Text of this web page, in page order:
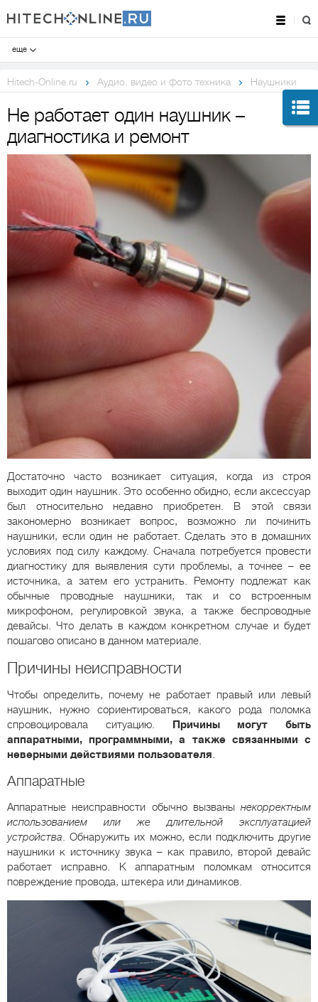
еще
Hitech-Online.ru Аудио, видео и фото техника Наушники
Не работает один наушник –
диагностика и ремонт
Достаточно часто возникает ситуация, когда из строя
выходит один наушник. Это особенно обидно, если аксессуар
был относительно недавно приобретен. В этой связи
закономерно возникает вопрос, возможно ли починить
наушники, если один не работает. Сделать это в домашних
условиях под силу каждому. Сначала потребуется провести
диагностику для выявления сути проблемы, а точнее – ее
источника, а затем его устранить. Ремонту подлежат как
обычные проводные наушники, так и со встроенным
микрофоном, регулировкой звука, а также беспроводные
девайсы. Что делать в каждом конкретном случае и будет
пошагово описано в данном материале.
Причины неисправности
Чтобы определить, почему не работает правый или левый
наушник, нужно сориентироваться, какого рода поломка
спровоцировала ситуацию. Причины могут быть
аппаратными, программными, а также связанными с
неверными действиями пользователя.
Аппаратные
Аппаратные неисправности обычно вызваны некорректным
использованием или же длительной эксплуатацией
устройства. Обнаружить их можно, если подключить другие
наушники к источнику звука – как правило, второй девайс
работает исправно. К аппаратным поломкам относится
повреждение провода, штекера или динамиков.